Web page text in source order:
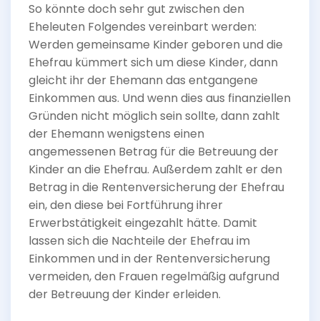
So könnte doch sehr gut zwischen den
Eheleuten Folgendes vereinbart werden:
Werden gemeinsame Kinder geboren und die
Ehefrau kümmert sich um diese Kinder, dann
gleicht ihr der Ehemann das entgangene
Einkommen aus. Und wenn dies aus finanziellen
Gründen nicht möglich sein sollte, dann zahlt
der Ehemann wenigstens einen
angemessenen Betrag für die Betreuung der
Kinder an die Ehefrau. Außerdem zahlt er den
Betrag in die Rentenversicherung der Ehefrau
ein, den diese bei Fortführung ihrer
Erwerbstätigkeit eingezahlt hätte. Damit
lassen sich die Nachteile der Ehefrau im
Einkommen und in der Rentenversicherung
vermeiden, den Frauen regelmäßig aufgrund
der Betreuung der Kinder erleiden.